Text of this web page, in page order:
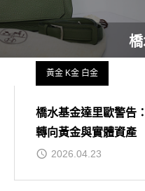
黃金 K金 白金
橋水基金達里歐警告
轉向黃金與實體資產
2026.04.23